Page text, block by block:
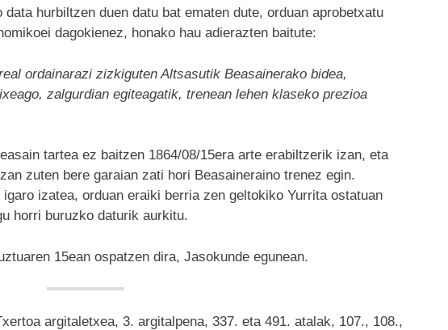
hurbiltzen duen datu bat ematen dute, orduan aprobetxatu
dagokienez, honako hau adierazten baitute:
ordainarazi zizkiguten Altsasutik Beasainerako bidea,
zalgurdian egiteagatik, trenean lehen klaseko prezioa
tartea ez baitzen 1864/08/15era arte erabiltzerik izan, eta
zuten bere garaian zati hori Beasaineraino trenez egin.
izatea, orduan eraiki berria zen geltokiko Yurrita ostatuan
horri buruzko daturik aurkitu.
15ean ospatzen dira, Jasokunde egunean.
argitaletxea, 3. argitalpena, 337. eta 491. atalak, 107., 108.,